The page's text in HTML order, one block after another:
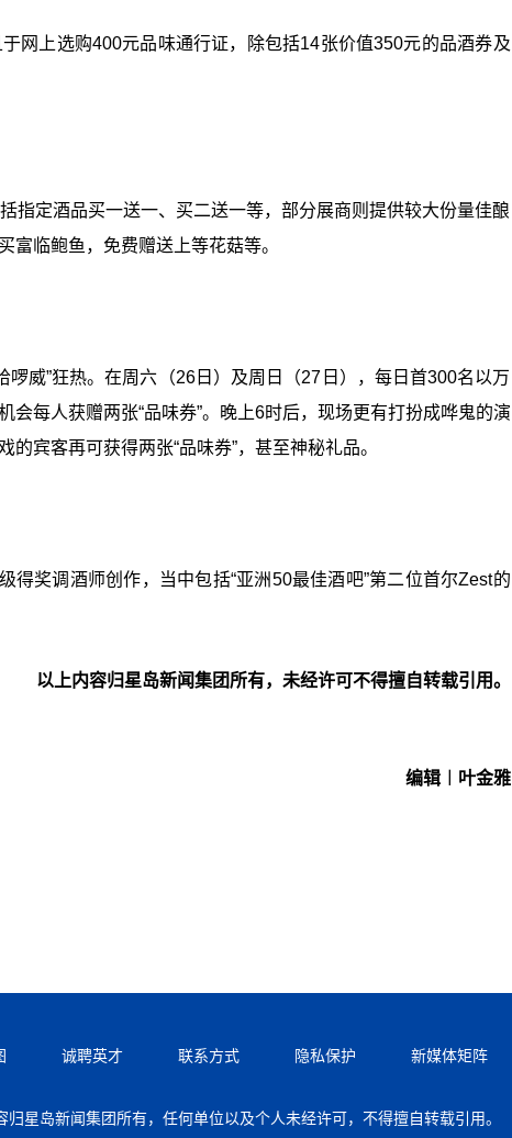
网上选购400元品味通行证，除包括14张价值350元的品酒券及
指定酒品买一送一、买二送一等，部分展商则提供较大份量佳酿
临鲍鱼，免费赠送上等花菇等。
啰威”狂热。在周六（26日）及周日（27日），每日首300名以万
每人获赠两张“品味券”。晚上6时后，现场更有打扮成哗鬼的演
宾客再可获得两张“品味券”，甚至神秘礼品。
奖调酒师创作，当中包括“亚洲50最佳酒吧”第二位首尔Zest的
以上内容归星岛新闻集团所有，未经许可不得擅自转载引用。
编辑︱叶金雅
诚聘英才 联系方式 隐私保护 新媒体矩阵
归星岛新闻集团所有，任何单位以及个人未经许可，不得擅自转载引用。